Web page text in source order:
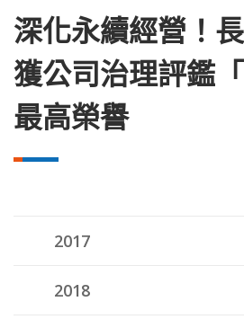
深化永續經營！
獲公司治理評鑑「
最高榮譽
2017
2018